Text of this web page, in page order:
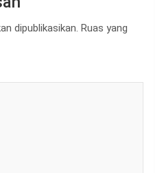
dipublikasikan. Ruas yang